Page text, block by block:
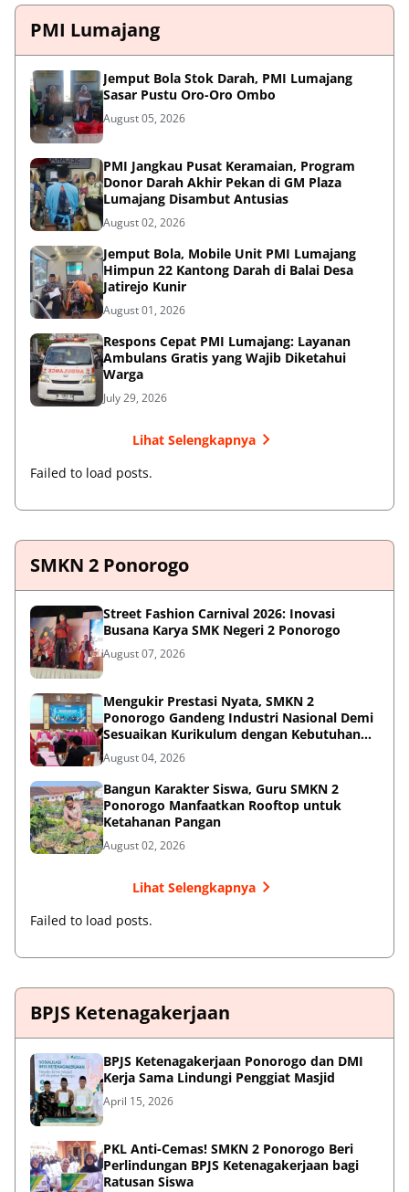
PMI Lumajang
Jemput Bola Stok Darah, PMI Lumajang
Sasar Pustu Oro-Oro Ombo
August 05, 2026
PMI Jangkau Pusat Keramaian, Program
Donor Darah Akhir Pekan di GM Plaza
Lumajang Disambut Antusias
August 02, 2026
Jemput Bola, Mobile Unit PMI Lumajang
Himpun 22 Kantong Darah di Balai Desa
Jatirejo Kunir
August 01, 2026
Respons Cepat PMI Lumajang: Layanan
Ambulans Gratis yang Wajib Diketahui
Warga
July 29, 2026
Lihat Selengkapnya
Failed to load posts.
SMKN 2 Ponorogo
Street Fashion Carnival 2026: Inovasi
Busana Karya SMK Negeri 2 Ponorogo
August 07, 2026
Mengukir Prestasi Nyata, SMKN 2
Ponorogo Gandeng Industri Nasional Demi
Sesuaikan Kurikulum dengan Kebutuhan
Dunia Kerja
August 04, 2026
Bangun Karakter Siswa, Guru SMKN 2
Ponorogo Manfaatkan Rooftop untuk
Ketahanan Pangan
August 02, 2026
Lihat Selengkapnya
Failed to load posts.
BPJS Ketenagakerjaan
BPJS Ketenagakerjaan Ponorogo dan DMI
Kerja Sama Lindungi Penggiat Masjid
April 15, 2026
PKL Anti-Cemas! SMKN 2 Ponorogo Beri
Perlindungan BPJS Ketenagakerjaan bagi
Ratusan Siswa